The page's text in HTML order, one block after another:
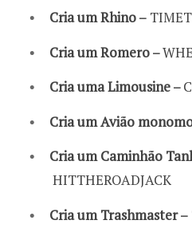
Cria um Rhino –
Cria um Romero –
Cria uma Limousine –
Cria um Avião
Cria um Caminhão
HITTHEROADJACK
Cria um Trashmaster –